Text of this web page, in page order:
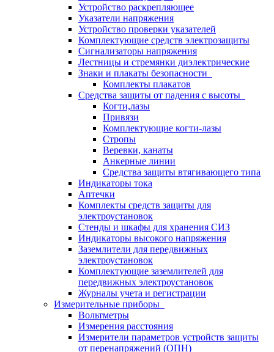
Устройство раскрепляющее
Указатели напряжения
Устройство проверки указателей
Комплектующие средств электрозащиты
Сигнализаторы напряжения
Лестницы и стремянки диэлектрические
Знаки и плакаты безопасности
Комплекты плакатов
Средства защиты от падения с высоты
Когти,лазы
Привязи
Комплектующие когти-лазы
Стропы
Веревки, канаты
Анкерные линии
Средства защиты втягивающего типа
Индикаторы тока
Аптечки
Комплекты средств защиты для
электроустановок
Стенды и шкафы для хранения СИЗ
Индикаторы высокого напряжения
Заземлители для передвижных
электроустановок
Комплектующие заземлителей для
передвижных электроустановок
Журналы учета и регистрации
Измерительные приборы
Вольтметры
Измерения расстояния
Измерители параметров устройств защиты
от перенапряжений (ОПН)